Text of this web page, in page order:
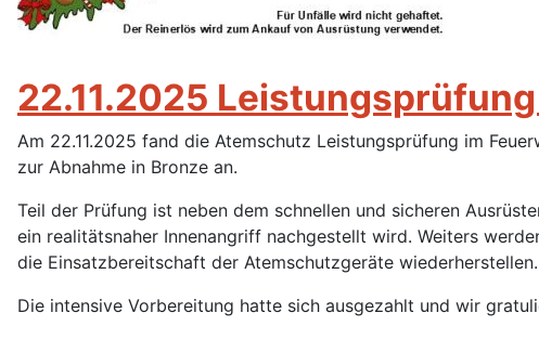
22.11.2025
Am 22.11.2025 fand die Atemschutz Leistungsprüfung im
zur Abnahme in Bronze an.
Teil der Prüfung ist neben dem schnellen und sicheren
ein realitätsnaher Innenangriff nachgestellt wird. Weiters
die Einsatzbereitschaft der Atemschutzgeräte wiederherstellen.
Die intensive Vorbereitung hatte sich ausgezahlt und wir